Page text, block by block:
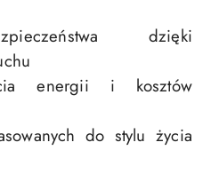
dzięki
energii i kosztów
do stylu życia